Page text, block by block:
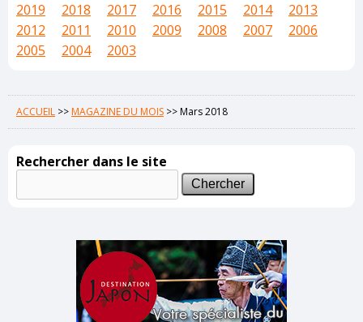
2019
2018 2017 2016 2015 2014
2013
2012
2011 2010 2009 2008 2007
2006
2005
2004 2003
ACCUEIL >>MAGAZINE DU MOIS >>Mars 2018
Rechercher dans le site